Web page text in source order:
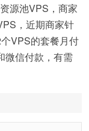
源池VPS，商家
，近期商家针
VPS的套餐月付
微信付款，有需